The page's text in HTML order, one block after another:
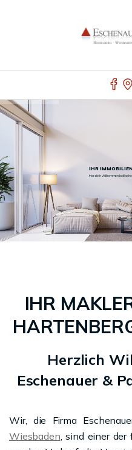
IHR
Herzlich Willkommen bei
IHR
Herzlich
Eschenauer &
Wir, die Firma
Wiesbaden, sind einer der